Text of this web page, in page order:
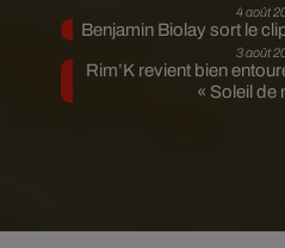
4 août
Benjamin Biolay sort le
3 août
Rim’K revient bien
« Soleil de